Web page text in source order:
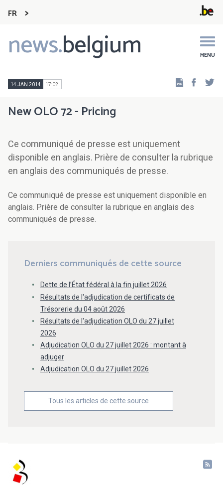
FR
news.belgium MENU
Main
navigation
14 JAN 2014 17:02
New OLO 72 - Pricing
Ce communiqué de presse est uniquement
disponible en anglais. Prière de consulter la rubrique
en anglais des communiqués de presse.
Ce communiqué de presse est uniquement disponible en
anglais. Prière de consulter la rubrique en anglais des
communiqués de presse.
Derniers communiqués de cette source
Dette de l’État fédéral à la fin juillet 2026
Résultats de l'adjudication de certificats de
Trésorerie du 04 août 2026
Résultats de l'adjudication OLO du 27 juillet
2026
Adjudication OLO du 27 juillet 2026 : montant à
adjuger
Adjudication OLO du 27 juillet 2026
Tous les articles de cette source